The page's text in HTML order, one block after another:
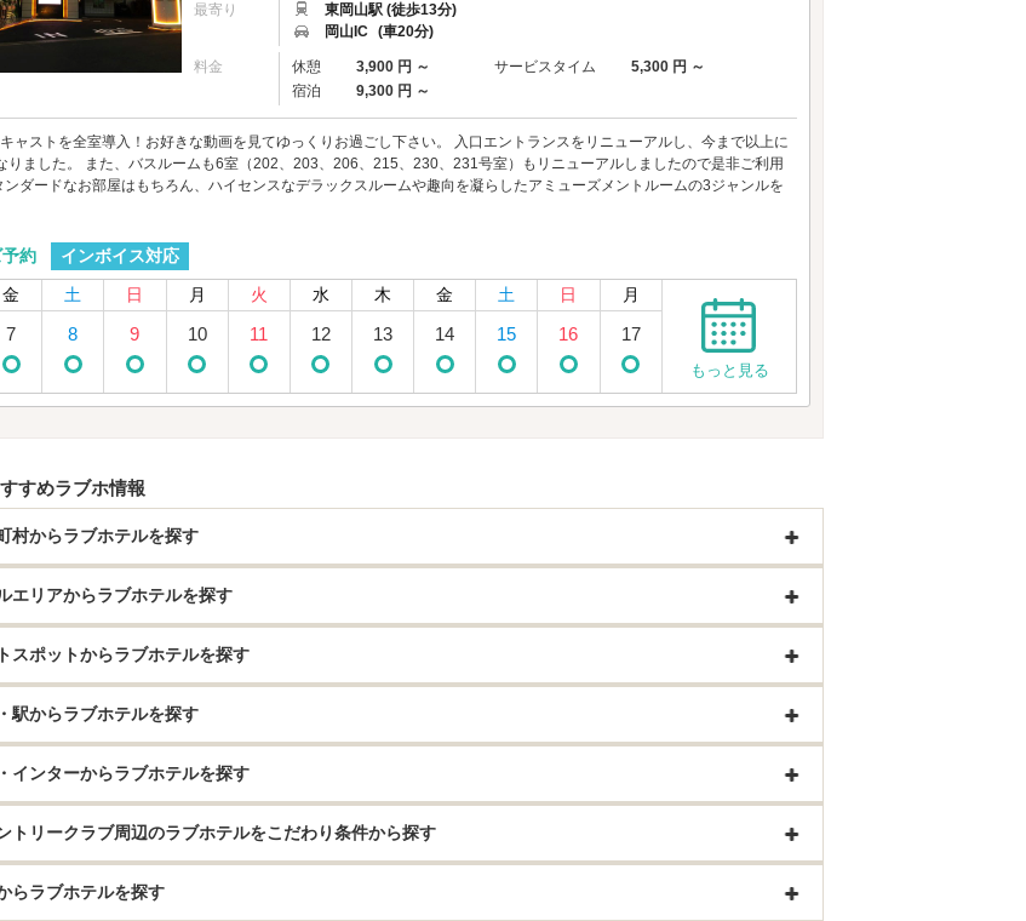
最寄り
東岡山駅 (徒歩13分)
岡山IC (車20分)
料金 休憩 3,900 円 ～ サービスタイム
5,300 円 ～
宿泊
9,300 円 ～
ャストを全室導入！お好きな動画を見てゆっくりお過ごし下さい。 入口エントランスをリニューアルし、今まで以上に
りました。 また、バスルームも6室（202、203、206、215、230、231号室）もリニューアルしましたので是非ご利用
ンダードなお部屋はもちろん、ハイセンスなデラックスルームや趣向を凝らしたアミューズメントルームの3ジャンルを
約
インボイス対応
金 土 日 月 火 水 木 金 土 日 月
7 8 9 10 11 12 13 14 15 16 17
もっと見る
すめラブホ情報
村からラブホテルを探す
エリアからラブホテルを探す
スポットからラブホテルを探す
駅からラブホテルを探す
インターからラブホテルを探す
トリークラブ周辺のラブホテルをこだわり条件から探す
らラブホテルを探す